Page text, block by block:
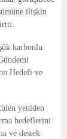
ilişkin
karbonlu
Hedefi ve
yeniden
hedeflerini
ve destek